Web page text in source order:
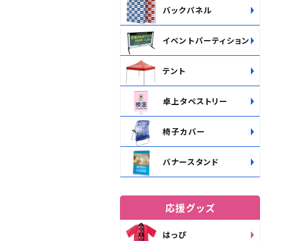
バックパネル
イベントパーティション
テント
卓上タペストリー
椅子カバー
バナースタンド
応援グッズ
はっぴ